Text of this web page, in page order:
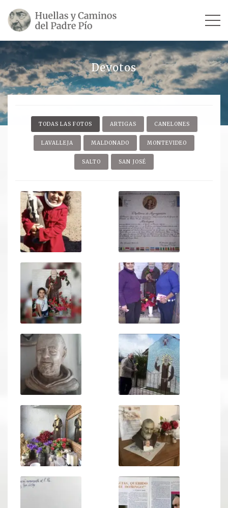
SU VIDA
Ver todos
Contar mi testimonio
LUGARES
Ver todos
Compartir un lugar
EL MILAGRO
El Milagro
Relación con Flia. Damiani
Galería y testimonios
Reliquias
ORACIONES
Oraciones
Oración para hoy
Novena
Devotos
TODAS LAS FOTOS ARTIGAS CANELONES
LAVALLEJA MALDONADO MONTEVIDEO
SALTO SAN JOSÉ